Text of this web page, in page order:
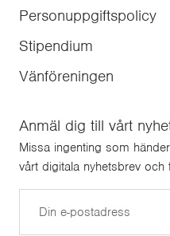
Personuppgiftspolicy
Stipendium
Vänföreningen
Anmäl dig till vårt
Missa ingenting som
vårt digitala nyhetsbrev och